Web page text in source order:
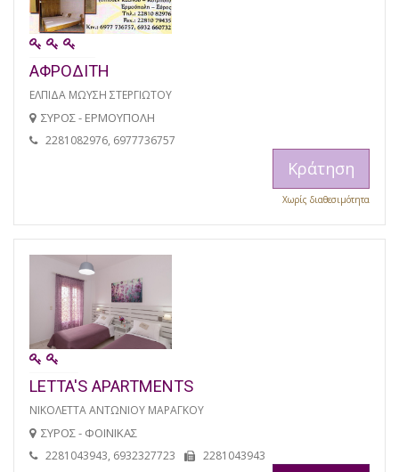
ΑΦΡΟΔΙΤΗ
ΕΛΠΙΔΑ ΜΩΥΣΗ ΣΤΕΡΓΙΩΤΟΥ
ΣΥΡΟΣ - ΕΡΜΟΥΠΟΛΗ
2281082976, 6977736757
Κράτηση
Χωρίς διαθεσιμότητα
LETTA'S APARTMENTS
ΝΙΚΟΛΕΤΤΑ ΑΝΤΩΝΙΟΥ ΜΑΡΑΓΚΟΥ
ΣΥΡΟΣ - ΦΟΙΝΙΚΑΣ
2281043943, 6932327723 2281043943